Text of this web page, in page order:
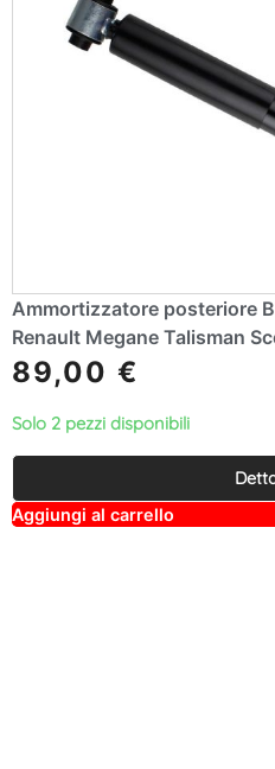
Ammortizzatore posteriore
Renault Megane Talisman
89,00 €
Solo 2 pezzi disponibili
Aggiungi al carrello
lt